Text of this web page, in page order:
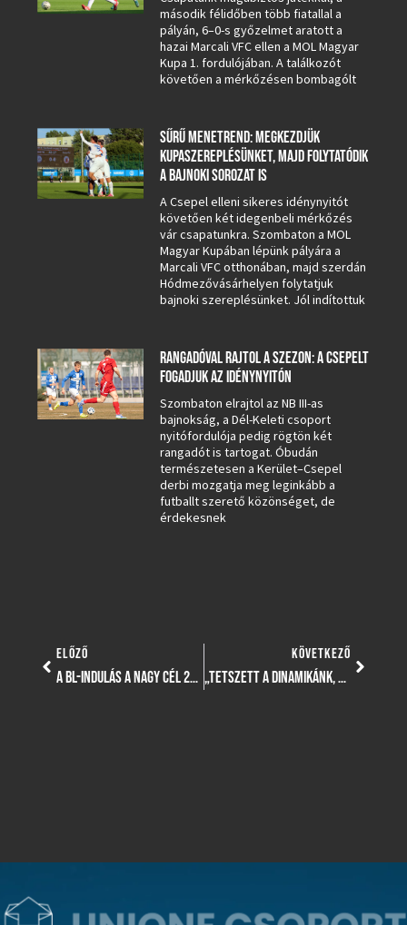
második félidőben több fiatallal a
pályán, 6–0-s győzelmet aratott a
hazai Marcali VFC ellen a MOL Magyar
Kupa 1. fordulójában. A találkozót
követően a mérkőzésen bombagólt
SŰRŰ MENETREND: MEGKEZDJÜK
KUPASZEREPLÉSÜNKET, MAJD FOLYTATÓDIK
A BAJNOKI SOROZAT IS
A Csepel elleni sikeres idénynyitót
követően két idegenbeli mérkőzés
vár csapatunkra. Szombaton a MOL
Magyar Kupában lépünk pályára a
Marcali VFC otthonában, majd szerdán
Hódmezővásárhelyen folytatjuk
bajnoki szereplésünket. Jól indítottuk
RANGADÓVAL RAJTOL A SZEZON: A CSEPELT
FOGADJUK AZ IDÉNYNYITÓN
Szombaton elrajtol az NB III-as
bajnokság, a Dél-Keleti csoport
nyitófordulója pedig rögtön két
rangadót is tartogat. Óbudán
természetesen a Kerület–Csepel
derbi mozgatja meg leginkább a
futballt szerető közönséget, de
érdekesnek
ELŐZŐ
A BL-INDULÁS A NAGY CÉL 2024-BEN – ÉVÉRTÉKELŐ INTERJÚ LUKÁCS DÉNES VEZETŐEDZŐVEL
KÖVETKEZŐ
„TETSZETT A DINAMIKÁNK, TETSZETT A JÁTÉKFELFOGÁSUNK, SOK HELYZETET TUDTUNK KIDOLGOZNI” – EDZŐI ÉRTÉKELÉS AZ ESMTK ELLENI MÉRKŐZÉS UTÁN